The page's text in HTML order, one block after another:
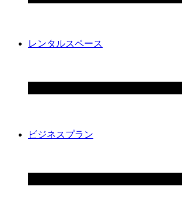
レンタルスペース
ビジネスプラン